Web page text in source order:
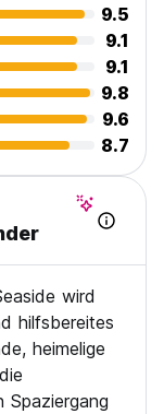
9.5
9.1
9.1
9.8
9.6
8.7
wird
hilfsbereites
heimelige
Spaziergang